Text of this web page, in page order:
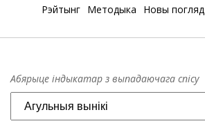
Рэйтынг Методыка Новы погляд
Абярыце індыкатар з выпадаючага спісу